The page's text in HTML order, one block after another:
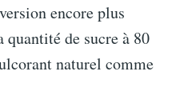
encore plus
quantité de sucre à 80
naturel comme